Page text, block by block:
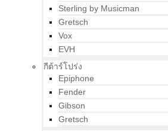
Sterling by Musicman
Gretsch
Vox
EVH
กีต้าร์โปร่ง
Epiphone
Fender
Gibson
Gretsch